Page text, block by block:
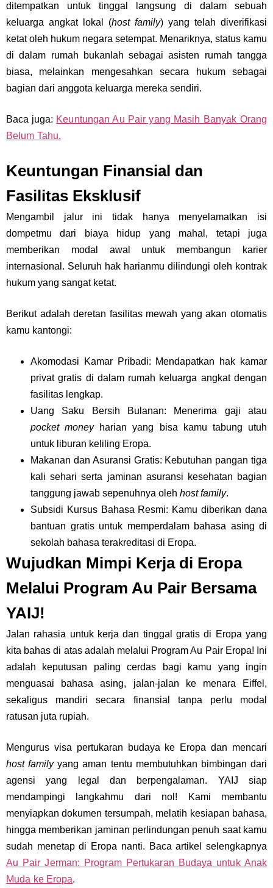
ditempatkan untuk tinggal langsung di dalam sebuah
keluarga angkat lokal (host family) yang telah diverifikasi
ketat oleh hukum negara setempat. Menariknya, status kamu
di dalam rumah bukanlah sebagai asisten rumah tangga
biasa, melainkan mengesahkan secara hukum sebagai
bagian dari anggota keluarga mereka sendiri.
Baca juga: Keuntungan Au Pair yang Masih Banyak Orang
Belum Tahu.
Keuntungan Finansial dan
Fasilitas Eksklusif
Mengambil jalur ini tidak hanya menyelamatkan isi
dompetmu dari biaya hidup yang mahal, tetapi juga
memberikan modal awal untuk membangun karier
internasional. Seluruh hak harianmu dilindungi oleh kontrak
hukum yang sangat ketat.
Berikut adalah deretan fasilitas mewah yang akan otomatis
kamu kantongi:
Akomodasi Kamar Pribadi: Mendapatkan hak kamar
privat gratis di dalam rumah keluarga angkat dengan
fasilitas lengkap.
Uang Saku Bersih Bulanan: Menerima gaji atau
pocket moneyharian yang bisa kamu tabung utuh
untuk liburan keliling Eropa.
Makanan dan Asuransi Gratis: Kebutuhan pangan tiga
kali sehari serta jaminan asuransi kesehatan bagian
tanggung jawab sepenuhnya oleh host family.
Subsidi Kursus Bahasa Resmi: Kamu diberikan dana
bantuan gratis untuk memperdalam bahasa asing di
sekolah bahasa terakreditasi di Eropa.
Wujudkan Mimpi Kerja di Eropa
Melalui Program Au Pair Bersama
YAIJ!
Jalan rahasia untuk kerja dan tinggal gratis di Eropa yang
kita bahas di atas adalah melalui Program Au Pair Eropa! Ini
adalah keputusan paling cerdas bagi kamu yang ingin
menguasai bahasa asing, jalan-jalan ke menara Eiffel,
sekaligus mandiri secara finansial tanpa perlu modal
ratusan juta rupiah.
Mengurus visa pertukaran budaya ke Eropa dan mencari
host familyyang aman tentu membutuhkan bimbingan dari
agensi yang legal dan berpengalaman. YAIJ siap
mendampingi langkahmu dari nol! Kami membantu
menyiapkan dokumen tersumpah, melatih kesiapan bahasa,
hingga memberikan jaminan perlindungan penuh saat kamu
sudah menetap di Eropa nanti. Baca artikel selengkapnya
Au Pair Jerman: Program Pertukaran Budaya untuk Anak
Muda ke Eropa.